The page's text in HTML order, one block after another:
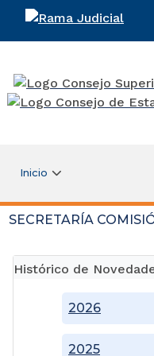
Rama
Inicio
SECRETARÍA
Histórico de
2025
2026